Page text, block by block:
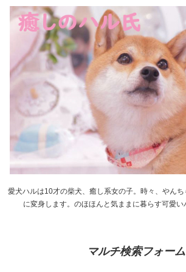
愛犬ハルは10才の柴犬、癒し系女の子。時々、やん
に変身します。のほほんと気ままに暮らす可愛い
マルチ検索フォーム